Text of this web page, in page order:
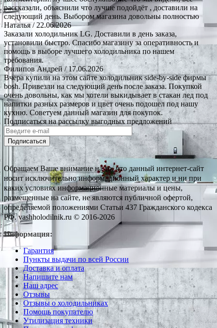
рассказали, объяснили что лучше подойдёт , доставили на
следующий день. Выбором магазина довольны полностью
Наталья/ 22.06.2026
Заказали холодильник LG. Доставили в день заказа,
установили быстро. Спасибо магазину за оперативность и
помощь в выборе лучшего холодильника по нашем
требования.
Филипов Андрей/ 17.06.2026
Вчера купили на этом сайте холодильник side-by-side фирмы
bosh. Привезли на следующий день после заказа. Покупкой
очень довольны, как мы хотели выкидывает в стакан лед под
напитки разных размеров и цвет очень подошел под нашу
кухню. Советуем данный магазин для покупок.
Подписаться на рассылку выгодных предложений
Подписаться
Обращаем Ваше внимание на то, что данный интернет-сайт
носит исключительно информационный характер и ни при
каких условиях информационные материалы и цены,
размещенные на сайте, не являются публичной офертой,
определяемой положениями Статьи 437 Гражданского кодекса
РФ. vashholodilnik.ru © 2016-2026
Информация:
Гарантия
Пункты выдачи по всей России
Доставка и оплата
Напишите нам
Наш адрес
Отзывы
Отзывы о холодильниках
Помощь покупателю
Утилизация техники